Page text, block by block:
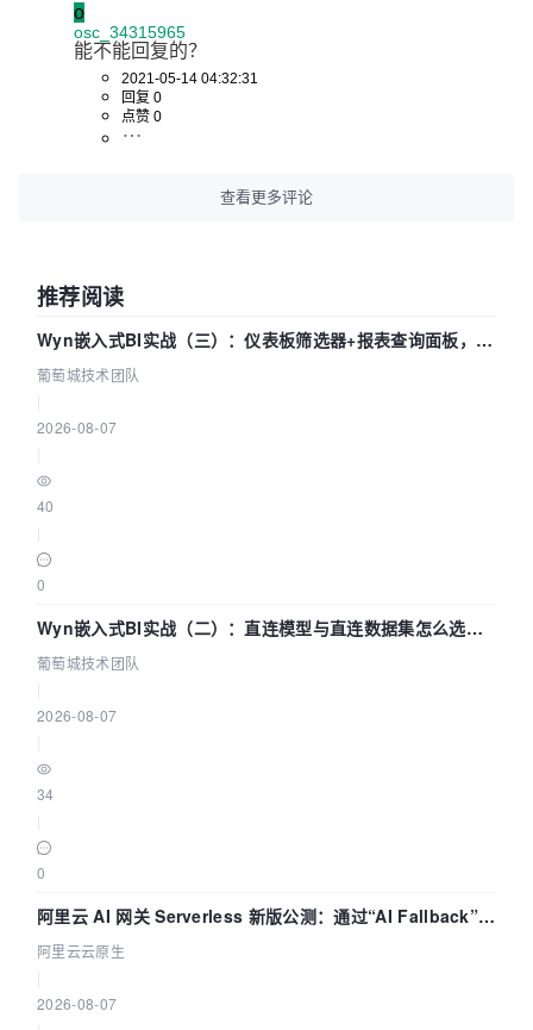
o
osc_34315965
能不能回复的？
2021-05-14 04:32:31
回复 0
点赞 0
查看更多评论
推荐阅读
Wyn嵌入式BI实战（三）：仪表板筛选器+报表查询面板，参
数联动全闭环
葡萄城技术团队
2026-08-07
40
0
Wyn嵌入式BI实战（二）：直连模型与直连数据集怎么选，
参数为什么不生效？| 葡萄城技术团队
葡萄城技术团队
2026-08-07
34
0
阿里云 AI 网关 Serverless 新版公测：通过“AI Fallback”与
拓扑可视化构建 AI 流量治理底座
阿里云云原生
2026-08-07